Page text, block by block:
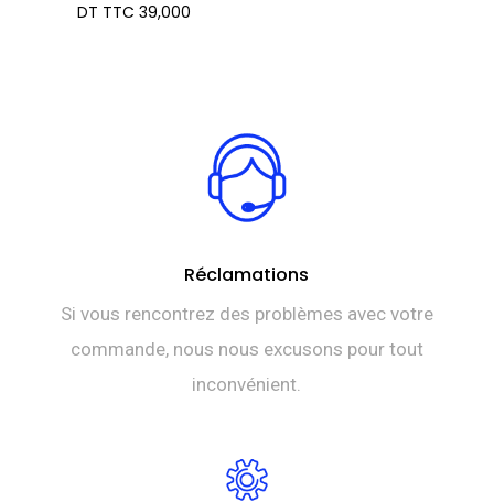
DT TTC 39,000
Réclamations
Si vous rencontrez des problèmes avec votre
commande, nous nous excusons pour tout
inconvénient.